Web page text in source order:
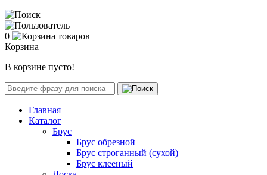
0
Корзина
В корзине пусто!
Главная
Каталог
Брус
Брус обрезной
Брус строганный (сухой)
Брус клееный